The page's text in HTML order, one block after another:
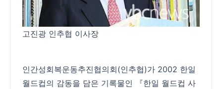
고진광 인추협 이사장
인간성회복운동추진협의회(인추협)가 2002 한일
월드컵의 감동을 담은 기록물인 『한일 월드컵 사